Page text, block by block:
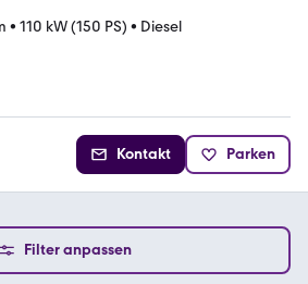
• 110 kW (150 PS) • Diesel
Kontakt Parken
Filter anpassen